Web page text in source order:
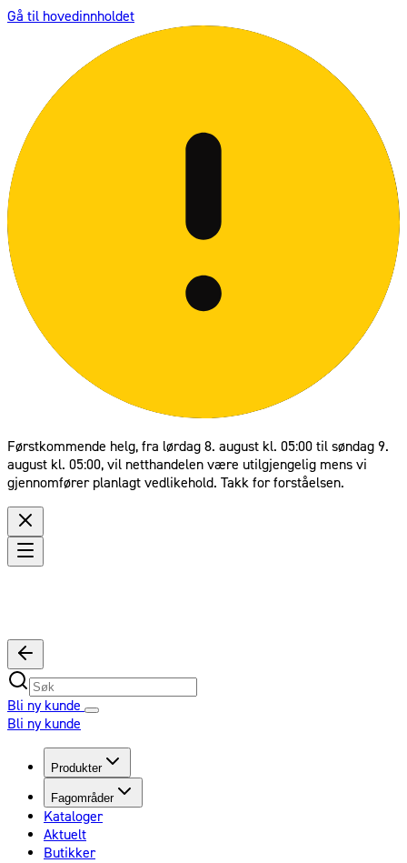
Gå til hovedinnholdet
Førstkommende helg, fra lørdag 8. august kl. 05:00 til søndag 9.
august kl. 05:00, vil netthandelen være utilgjengelig mens vi
gjennomfører planlagt vedlikehold. Takk for forståelsen.
Bli ny kunde
Bli ny kunde
Produkter
Fagområder
Kataloger
Aktuelt
Butikker